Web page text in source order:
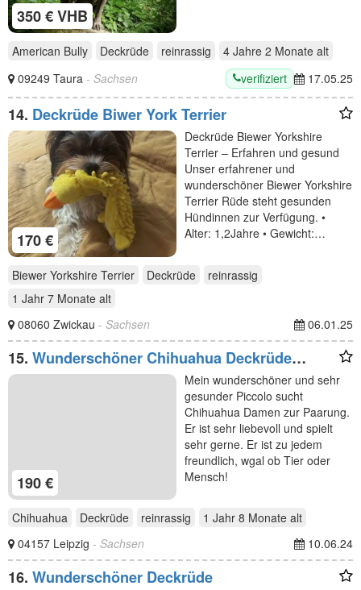
350 € VHB
American Bully Deckrüde reinrassig 4 Jahre 2 Monate alt
09249 Taura - Sachsen verifiziert 17.05.25
14. Deckrüde Biwer York Terrier
170 €
Deckrüde Biewer Yorkshire
Terrier – Erfahren und gesund
Unser erfahrener und
wunderschöner Biewer Yorkshire
Terrier Rüde steht gesunden
Hündinnen zur Verfügung. •
Alter: 1,2Jahre • Gewicht:…
Biewer Yorkshire Terrier Deckrüde
reinrassig
1 Jahr 7 Monate alt
08060 Zwickau - Sachsen 06.01.25
15. Wunderschöner Chihuahua Deckrüde
langhaarig
190 €
Mein wunderschöner und sehr
gesunder Piccolo sucht
Chihuahua Damen zur Paarung.
Er ist sehr liebevoll und spielt
sehr gerne. Er ist zu jedem
freundlich, wgal ob Tier oder
Mensch!
Chihuahua Deckrüde reinrassig 1 Jahr 8 Monate alt
04157 Leipzig - Sachsen 10.06.24
16. Wunderschöner Deckrüde